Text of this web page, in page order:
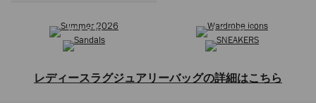
サンダル
スニーカー
レディースラグジュアリーバッグの詳細はこちら